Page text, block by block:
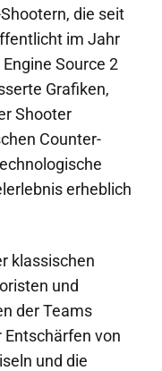
die seit
im Jahr
Source 2
Grafiken,
Shooter
Counter-
erheblich
klassischen
und
der Teams
von
und die